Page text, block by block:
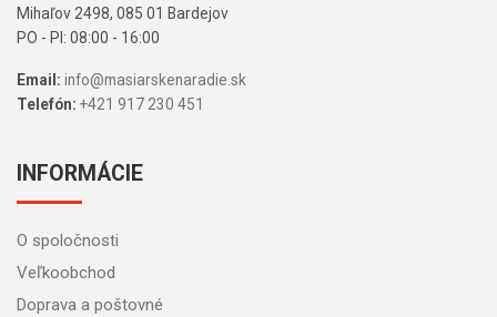
Mihaľov 2498, 085 01 Bardejov
PO - PI: 08:00 - 16:00
Email: info@masiarskenaradie.sk
Telefón: +421 917 230 451
INFORMÁCIE
O spoločnosti
Veľkoobchod
Doprava a poštovné